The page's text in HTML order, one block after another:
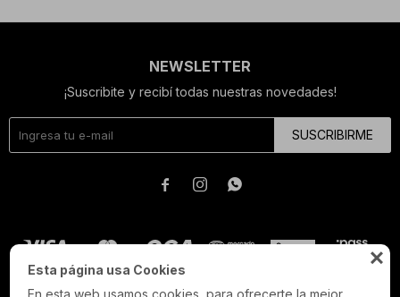

Esta página usa Cookies
En esta web usamos cookies, para ofrecerte la mejor
NEWSLETTER
¡Suscribite y recibí todas nuestras novedades!
SUSCRIBIRME
  